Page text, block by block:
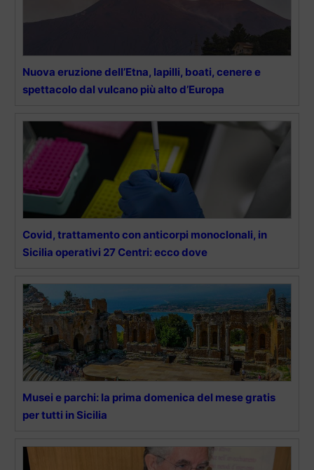
Nuova eruzione dell’Etna, lapilli, boati, cenere e
spettacolo dal vulcano più alto d’Europa
Covid, trattamento con anticorpi monoclonali, in
Sicilia operativi 27 Centri: ecco dove
Musei e parchi: la prima domenica del mese gratis
per tutti in Sicilia